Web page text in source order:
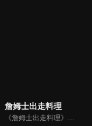
詹姆士出走料理
《詹姆士出走料理》以尋找詹姆士私廚菜單為節目主軸，為了尋找記憶中的美味料理，詹姆士將帶領大家探索市場，品嘗在地美味、尋訪料理達人，並在節目中展現特殊食材的處理方式、嘗試新的醬料或是新的料理作法，製作創意料理(料理教學)，最後在節目片尾時作出一道『詹姆士創意料理』。